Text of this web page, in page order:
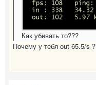
Как убивать то???
Почему у тебя out 65.5/s ?